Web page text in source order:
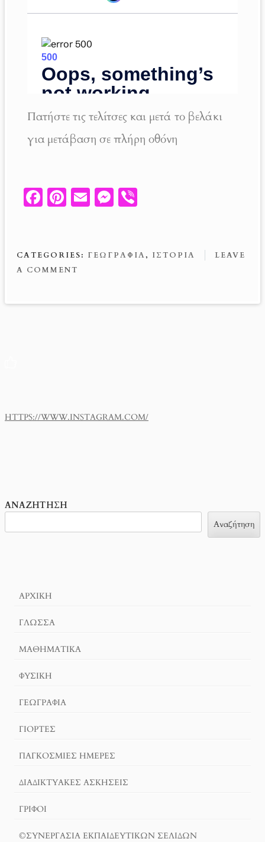
Πατήστε τις τελίτσες και μετά το βελάκι
για μετάβαση σε πλήρη οθόνη
Fa
o
o
Pi
es
t
E M
n
CATEGORIES: ΓΕΩΓΡΑΦΙΑ, ΙΣΤΟΡΙΑ
LEAVE
A COMMENT
HTTPS://WWW.INSTAGRAM.COM/
ΑΝΑΖΉΤΗΣΗ
Αναζήτηση
ΑΡΧΙΚΉ
ΓΛΏΣΣΑ
ΜΑΘΗΜΑΤΙΚΆ
ΦΥΣΙΚΗ
ΓΕΩΓΡΑΦΊΑ
ΓΙΟΡΤΈΣ
ΠΑΓΚΟΣΜΙΕΣ ΗΜΕΡΕΣ
ΔΙΑΔΙΚΤΥΑΚΈΣ ΑΣΚΉΣΕΙΣ
ΓΡΙΦΟΙ
©ΣΥΝΕΡΓΑΣΙΑ ΕΚΠΑΙΔΕΥΤΙΚΩΝ ΣΕΛΙΔΩΝ